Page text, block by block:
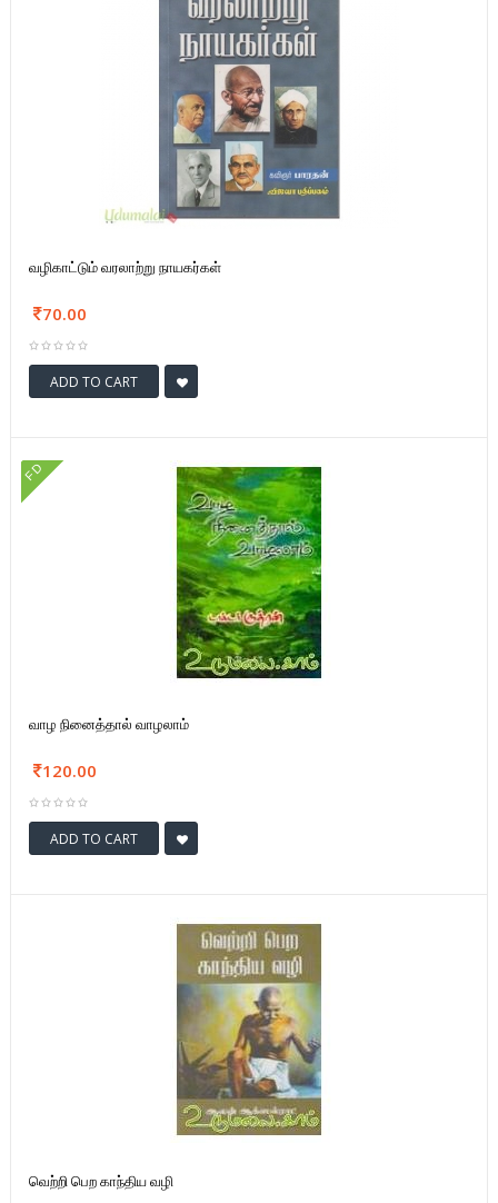
வழிகாட்டும் வரலாற்று நாயகர்கள்
70.00
ADD TO CART
FD
வாழ நினைத்தால் வாழலாம்
120.00
ADD TO CART
வெற்றி பெற காந்திய வழி